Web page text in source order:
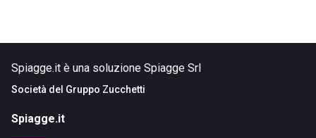
Spiagge.it è una soluzione Spiagge Srl
Società del Gruppo Zucchetti
Spiagge.it